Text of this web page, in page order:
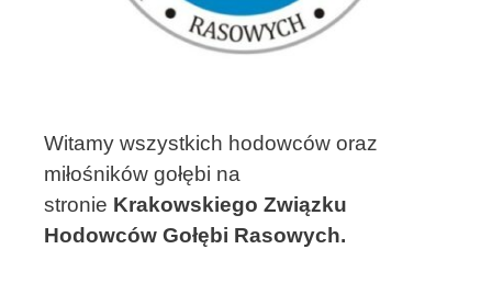
Witamy wszystkich hodowców oraz
miłośników gołębi na
stronie Krakowskiego Związku
Hodowców Gołębi Rasowych.